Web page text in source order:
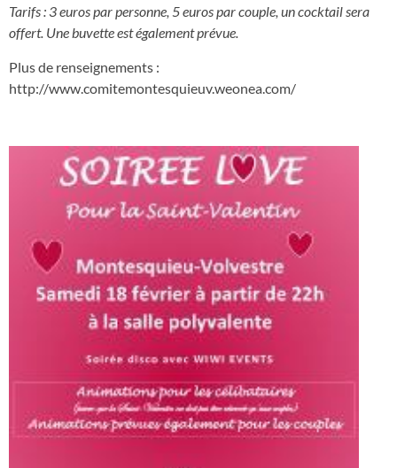
Tarifs : 3 euros par personne, 5 euros par couple, un cocktail sera
offert. Une buvette est également prévue.
Plus de renseignements :
http://www.comitemontesquieuv.weonea.com/